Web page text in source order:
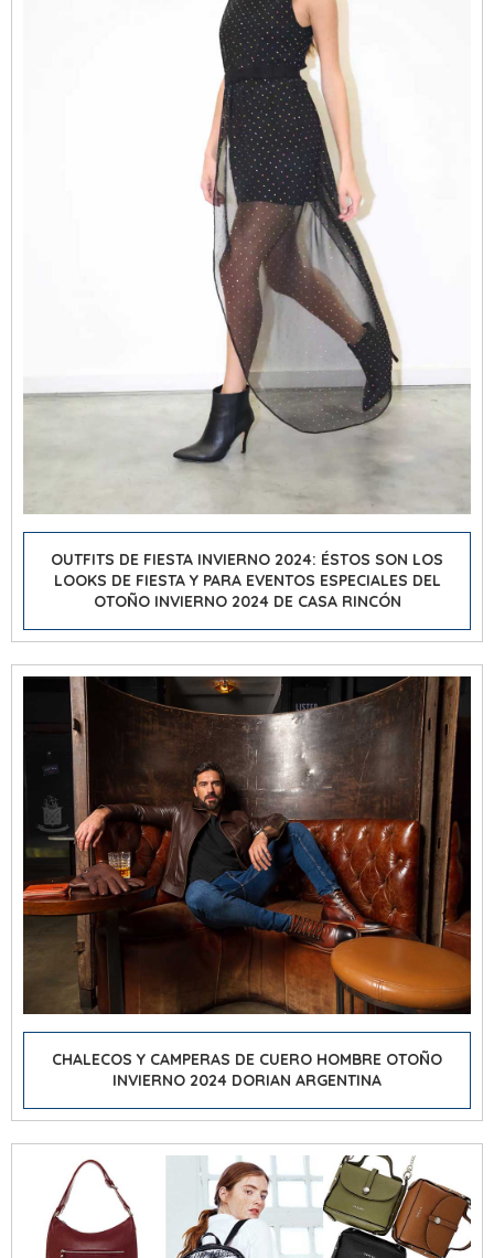
OUTFITS DE FIESTA INVIERNO 2024: ÉSTOS SON LOS
LOOKS DE FIESTA Y PARA EVENTOS ESPECIALES DEL
OTOÑO INVIERNO 2024 DE CASA RINCÓN
CHALECOS Y CAMPERAS DE CUERO HOMBRE OTOÑO
INVIERNO 2024 DORIAN ARGENTINA